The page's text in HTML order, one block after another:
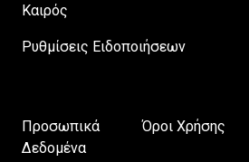
Καιρός
Ρυθμίσεις Ειδοποιήσεων
Προσωπικά
Δεδομένα
Όροι Χρήσης